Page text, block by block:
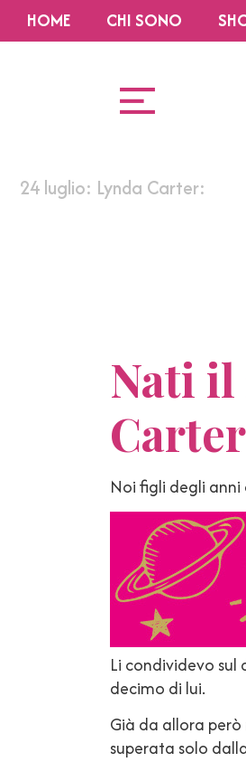
HOME CHI SONO
24 luglio: Lynda Carter:
Nati il
Carter
Noi figli degli anni
Li condividevo
decimo di lui.
Già da allora
superata solo